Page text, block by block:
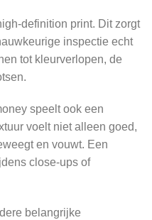
definition print. Dit zorgt
inspectie echt
tot kleurverlopen, de
speelt ook een
voelt niet alleen goed,
en vouwt. Een
close-ups of
belangrijke